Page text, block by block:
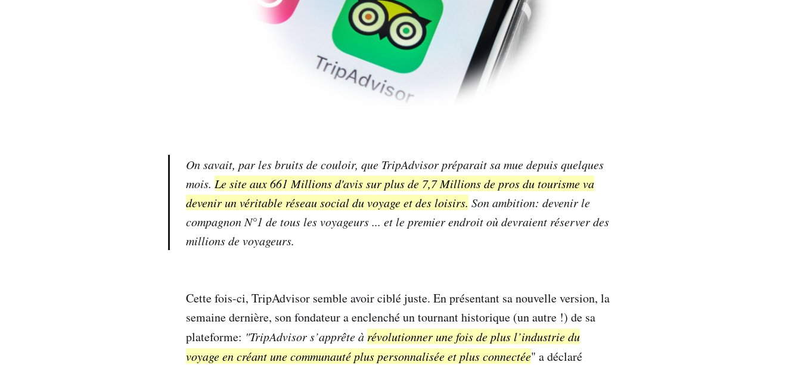
On savait, par les bruits de couloir, que TripAdvisor préparait sa mue depuis quelques
mois. Le site aux 661 Millions d'avis sur plus de 7,7 Millions de pros du tourisme va
devenir un véritable réseau social du voyage et des loisirs. Son ambition: devenir le
compagnon N°1 de tous les voyageurs ... et le premier endroit où devraient réserver des
millions de voyageurs.
Cette fois-ci, TripAdvisor semble avoir ciblé juste. En présentant sa nouvelle version, la
semaine dernière, son fondateur a enclenché un tournant historique (un autre !) de sa
plateforme: "TripAdvisor s’apprête à révolutionner une fois de plus l’industrie du
voyage en créant une communauté plus personnalisée et plus connectée" a déclaré